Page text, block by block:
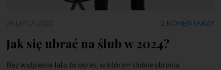
2 KOMENTARZY
Jak się ubrać na ślub w 2024?
Bez wątpienia lato to okres, w którym ślubne ubrania